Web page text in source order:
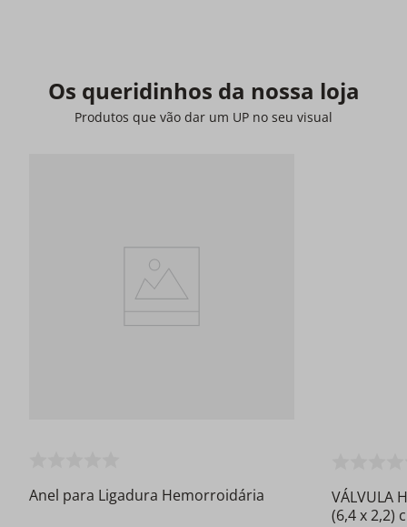
Os queridinhos da nossa loja
Produtos que vão dar um UP no seu visual
Anel para Ligadura Hemorroidária
VÁLVULA
(6,4 x 2,2)